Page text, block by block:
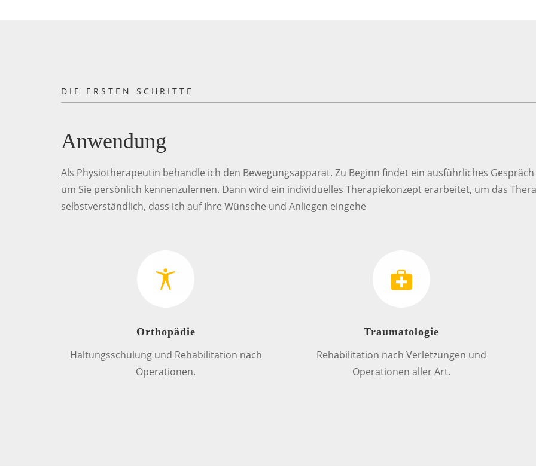
DIE ERSTEN SCHRITTE
Anwendung
Als Physiotherapeutin behandle ich den Bewegungsapparat. Zu Beginn findet ein ausführliches
um Sie persönlich kennenzulernen. Dann wird ein individuelles Therapiekonzept erarbeitet, um das
selbstverständlich, dass ich auf Ihre Wünsche und Anliegen eingehe
Orthopädie
Haltungsschulung und Rehabilitation nach
Operationen.
Traumatologie
Rehabilitation nach Verletzungen und
Operationen aller Art.